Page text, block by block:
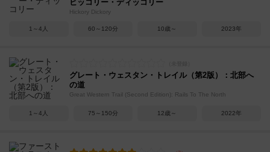
ヒッコリー・ディッコリー
Hickory Dickory
1～4人 60～120分 10歳～ 2023年
グレート・ウェスタン・トレイル（第2版）：北部へ
の道
Great Western Trail (Second Edition): Rails To The North
1～4人 75～150分 12歳～ 2022年